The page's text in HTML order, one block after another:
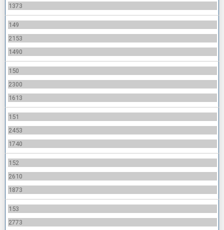
1373
149
2153
1490
150
2300
1613
151
2453
1740
152
2610
1873
153
2773